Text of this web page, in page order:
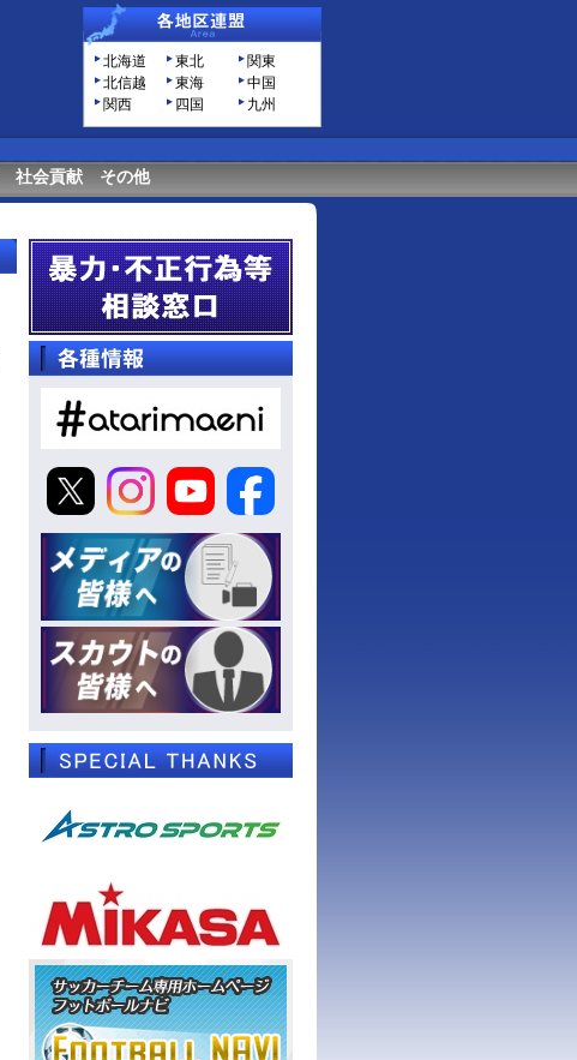
北海道 東北
関東
北信越
東海
中国
関西
四国 九州
社会貢献 その他